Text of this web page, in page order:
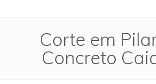
Corte em
Concreto